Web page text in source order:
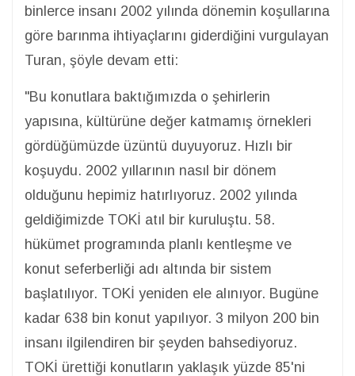
binlerce insanı 2002 yılında dönemin koşullarına
göre barınma ihtiyaçlarını giderdiğini vurgulayan
Turan, şöyle devam etti:
"Bu konutlara baktığımızda o şehirlerin
yapısına, kültürüne değer katmamış örnekleri
gördüğümüzde üzüntü duyuyoruz. Hızlı bir
koşuydu. 2002 yıllarının nasıl bir dönem
olduğunu hepimiz hatırlıyoruz. 2002 yılında
geldiğimizde TOKİ atıl bir kuruluştu. 58.
hükümet programında planlı kentleşme ve
konut seferberliği adı altında bir sistem
başlatılıyor. TOKİ yeniden ele alınıyor. Bugüne
kadar 638 bin konut yapılıyor. 3 milyon 200 bin
insanı ilgilendiren bir şeyden bahsediyoruz.
TOKİ ürettiği konutların yaklaşık yüzde 85'ni